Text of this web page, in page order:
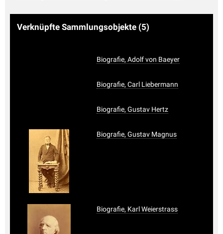
Verknüpfte Sammlungsobjekte (5)
Biografie, Adolf von Baeyer
Biografie, Carl Liebermann
Biografie, Gustav Hertz
Biografie, Gustav Magnus
Biografie, Karl Weierstrass